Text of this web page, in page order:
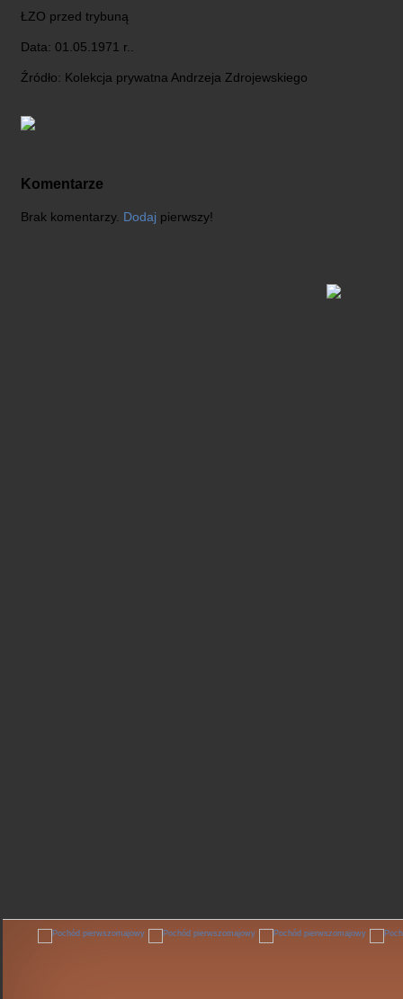
ŁZO przed trybuną
Data: 01.05.1971 r..
Źródło: Kolekcja prywatna Andrzeja Zdrojewskiego
Komentarze
Brak komentarzy. Dodaj pierwszy!